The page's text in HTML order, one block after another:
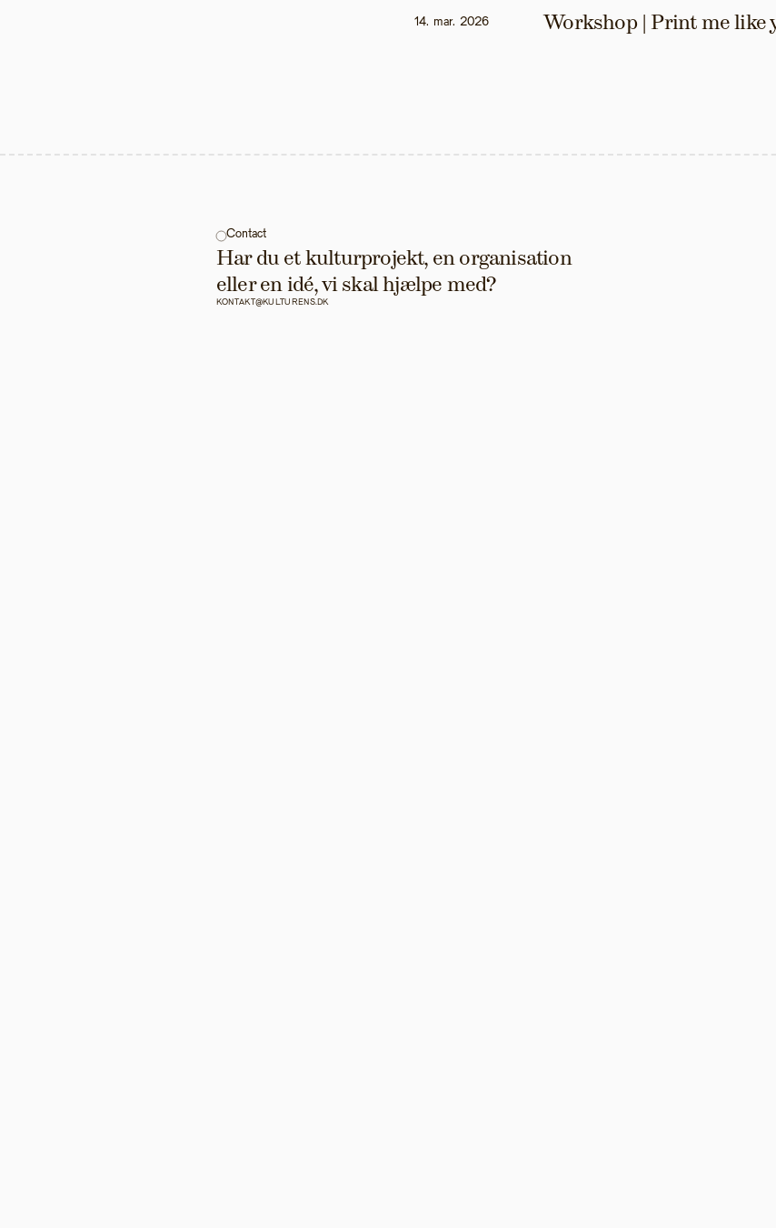
14. mar. 2026 Workshop | Print me like
KONTAKT@KULTURENS.DK
Har du et kulturprojekt, en organisation
eller en idé, vi skal hjælpe med?
Contact